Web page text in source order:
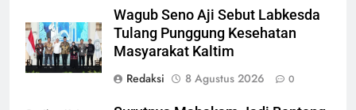
Wagub Seno Aji Sebut Labkesda
Tulang Punggung Kesehatan
Masyarakat Kaltim
Redaksi
8 Agustus 2026 0